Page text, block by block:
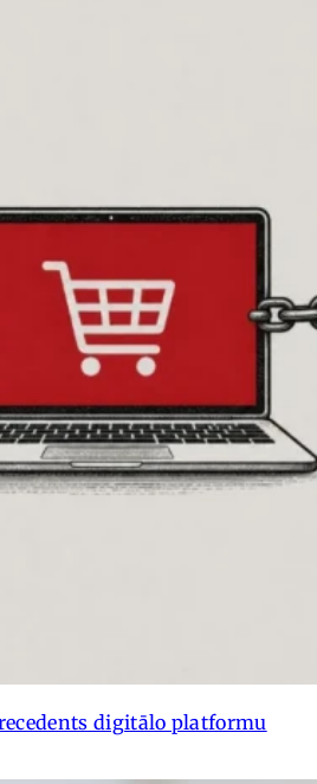
digitālo platformu